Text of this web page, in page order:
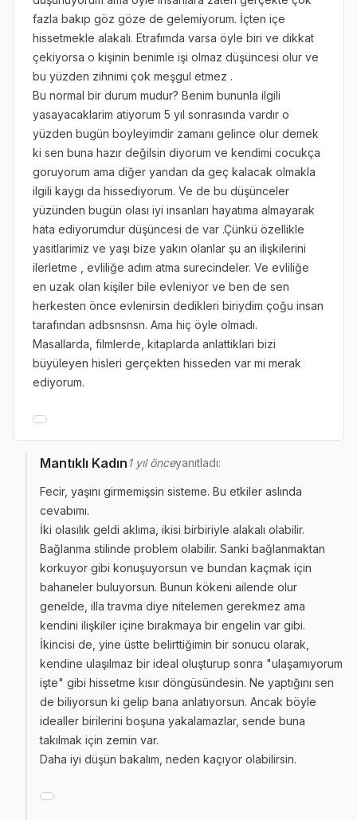
fazla bakıp göz göze de gelemiyorum. İçten içe
hissetmekle alakalı. Etrafımda varsa öyle biri ve dikkat
çekiyorsa o kişinin benimle işi olmaz düşüncesi olur ve
bu yüzden zihnimi çok meşgul etmez .
Bu normal bir durum mudur? Benim bununla ilgili
yasayacaklarim atiyorum 5 yıl sonrasında vardır o
yüzden bugün boyleyimdir zamanı gelince olur demek
ki sen buna hazır değilsin diyorum ve kendimi cocukça
goruyorum ama diğer yandan da geç kalacak olmakla
ilgili kaygı da hissediyorum. Ve de bu düşünceler
yüzünden bugün olası iyi insanları hayatıma almayarak
hata ediyorumdur düşüncesi de var .Çünkü özellikle
yasitlarimiz ve yaşı bize yakın olanlar şu an ilişkilerini
ilerletme , evliliğe adım atma surecindeler. Ve evliliğe
en uzak olan kişiler bile evleniyor ve ben de sen
herkesten önce evlenirsin dedikleri biriydim çoğu insan
tarafından adbsnsnsn. Ama hiç öyle olmadı.
Masallarda, filmlerde, kitaplarda anlattiklari bizi
büyüleyen hisleri gerçekten hisseden var mi merak
ediyorum.
Mantıklı Kadın1 yıl önceyanıtladı:
Fecir, yaşını girmemişsin sisteme. Bu etkiler aslında
cevabımı.
İki olasılık geldi aklıma, ikisi birbiriyle alakalı olabilir.
Bağlanma stilinde problem olabilir. Sanki bağlanmaktan
korkuyor gibi konuşuyorsun ve bundan kaçmak için
bahaneler buluyorsun. Bunun kökeni ailende olur
genelde, illa travma diye nitelemen gerekmez ama
kendini ilişkiler içine bırakmaya bir engelin var gibi.
İkincisi de, yine üstte belirttiğimin bir sonucu olarak,
kendine ulaşılmaz bir ideal oluşturup sonra "ulaşamıyorum
işte" gibi hissetme kısır döngüsündesin. Ne yaptığını sen
de biliyorsun ki gelip bana anlatıyorsun. Ancak böyle
idealler birilerini boşuna yakalamazlar, sende buna
takılmak için zemin var.
Daha iyi düşün bakalım, neden kaçıyor olabilirsin.